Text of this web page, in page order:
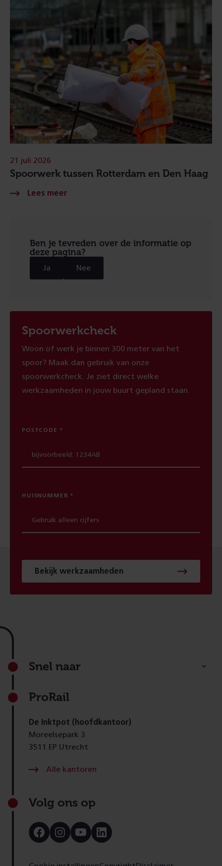
Spoorwerk tussen Rotterdam en Den Haag
21 juli 2026
Ben je tevreden over de informatie op
deze pagina?
Ja Nee
Spoorwerkcheck
Woon of werk je binnen 300 meter van het
spoor? Maak dan gebruik van onze
spoorwerkcheck. Je ziet direct welke
werkzaamheden in jouw buurt gepland staan.
POSTCODE
HUISNUMMER
Bekijk werkzaamheden
Footer
Snel naar
ProRail
De Inktpot (hoofdkantoor)
Moreelsepark 3
3511 EP Utrecht
Alle kantoren
Volg ons op
Bezoek
onze
Bezoek
onze
Bezoek
onze
Bezoek
onze